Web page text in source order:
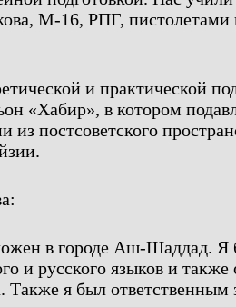
М-16, РПГ,
и практической
«Хабир», в котором
постсоветского
в городе Аш-Шаддад. Я
и русского языков и
Также я был ответственным